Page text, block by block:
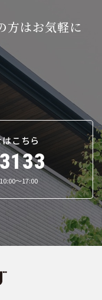
方はお気軽に
こちら
～17:00